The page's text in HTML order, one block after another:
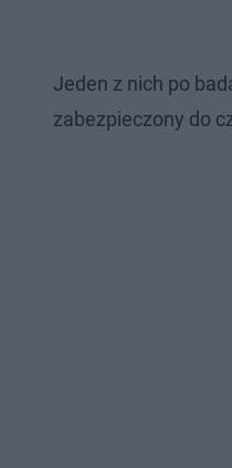
Jeden z nich po
zabezpieczony do